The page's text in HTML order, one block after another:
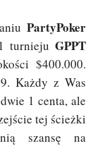
PartyPoker
turnieju GPPT
$400.000.
Każdy z Was
1 centa, ale
tej ścieżki
szansę na